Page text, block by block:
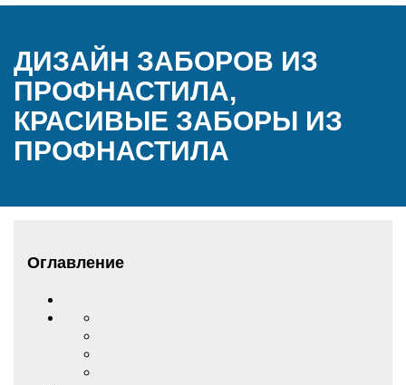
ДИЗАЙН ЗАБОРОВ ИЗ
ПРОФНАСТИЛА,
КРАСИВЫЕ ЗАБОРЫ ИЗ
ПРОФНАСТИЛА
Оглавление